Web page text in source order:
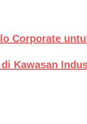
Corporate
di Kawasan